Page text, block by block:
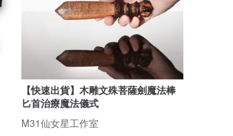
【快速出貨】木雕文殊菩薩劍魔法棒
匕首治療魔法儀式
M31仙女星工作室